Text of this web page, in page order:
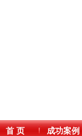
首 页 成功案例